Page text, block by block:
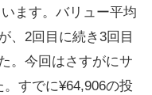
ます。バリュー平均
、2回目に続き3回目
。今回はさすがにサ
すでに¥64,906の投